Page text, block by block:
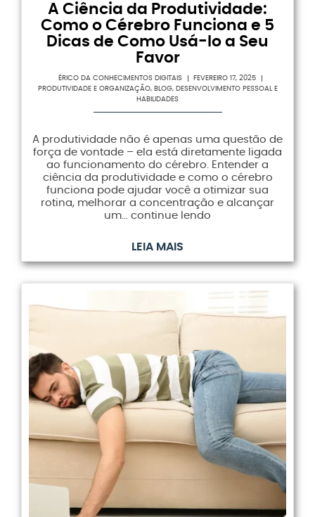
A Ciência da Produtividade:
Como o Cérebro Funciona e 5
Dicas de Como Usá-lo a Seu
Favor
ÉRICO DA CONHECIMENTOS DIGITAIS
FEVEREIRO 17, 2025
PRODUTIVIDADE E ORGANIZAÇÃO, BLOG, DESENVOLVIMENTO PESSOAL E
HABILIDADES
A produtividade não é apenas uma questão de
força de vontade – ela está diretamente ligada
ao funcionamento do cérebro. Entender a
ciência da produtividade e como o cérebro
funciona pode ajudar você a otimizar sua
rotina, melhorar a concentração e alcançar
um… continue lendo
LEIA MAIS